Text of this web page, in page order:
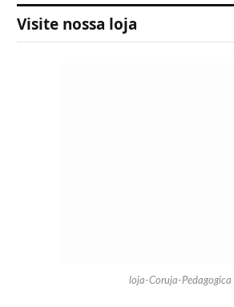
Visite nossa loja
loja-Coruja-Pedagogica